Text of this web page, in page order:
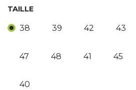
TAILLE
38 39 42 43
47 48 41 45
40